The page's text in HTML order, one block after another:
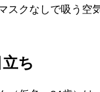
スクなしで吸う空
ち